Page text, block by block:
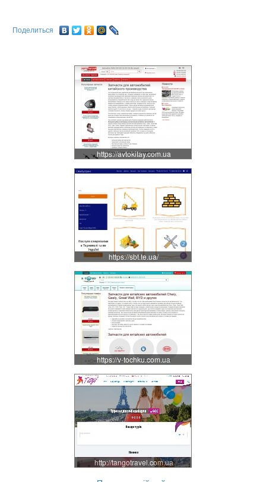
Поделиться
https://avtokitay.com.ua
https://sbt.te.ua/
https://v-tochku.com.ua
http://tangotravel.com.ua